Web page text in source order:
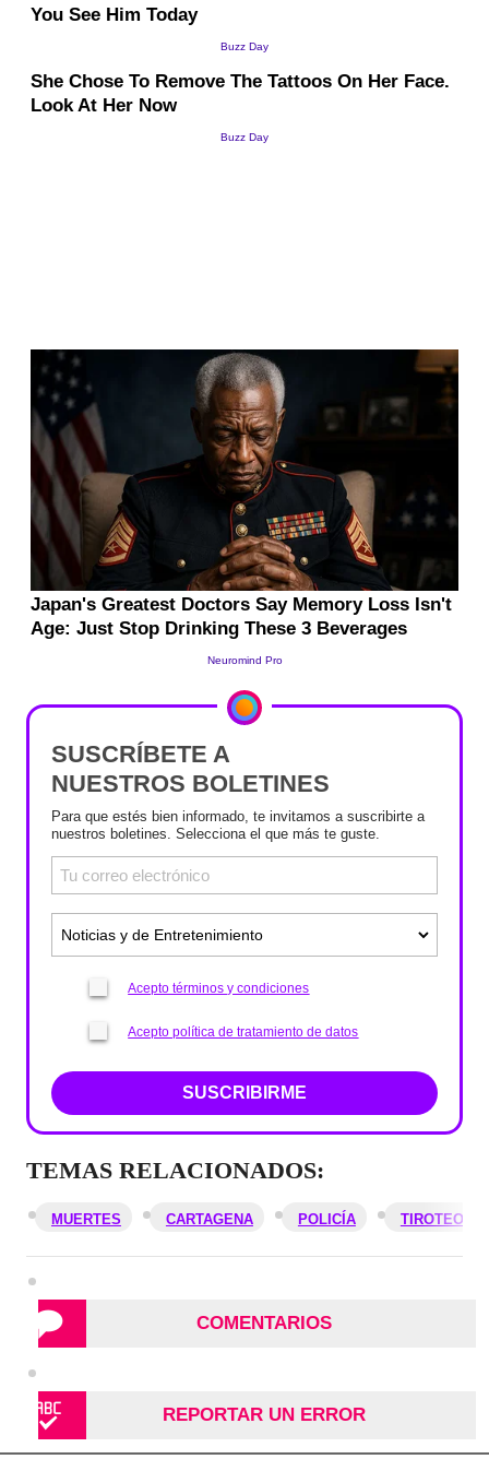
SUSCRÍBETE A
NUESTROS BOLETINES
Para que estés bien informado, te invitamos a suscribirte a
nuestros boletines. Selecciona el que más te guste.
Acepto términos y condiciones
Acepto política de tratamiento de datos
SUSCRIBIRME
TEMAS RELACIONADOS:
MUERTES CARTAGENA POLICÍA TIROTEO
COMENTARIOS
REPORTAR UN ERROR